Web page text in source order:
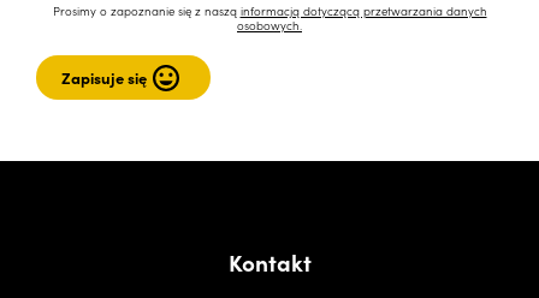
Prosimy o zapoznanie się z naszą informacją dotyczącą przetwarzania danych
osobowych.
Kontakt